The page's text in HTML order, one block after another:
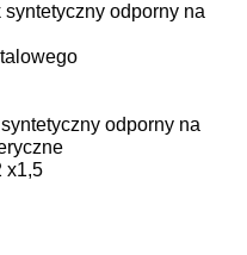
odporny na
odporny na
x1,5